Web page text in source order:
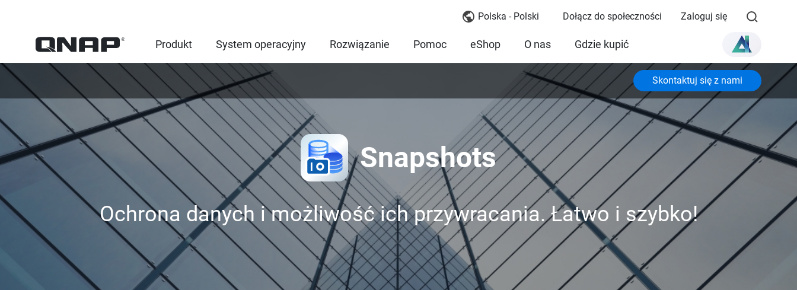
Polska - Polski Dołącz do społeczności Zaloguj się
Produkt System operacyjny Rozwiązanie Pomoc eShop O nas Gdzie kupić
Skontaktuj się z nami
Snapshots
Ochrona danych i możliwość ich przywracania. Łatwo i szybko!